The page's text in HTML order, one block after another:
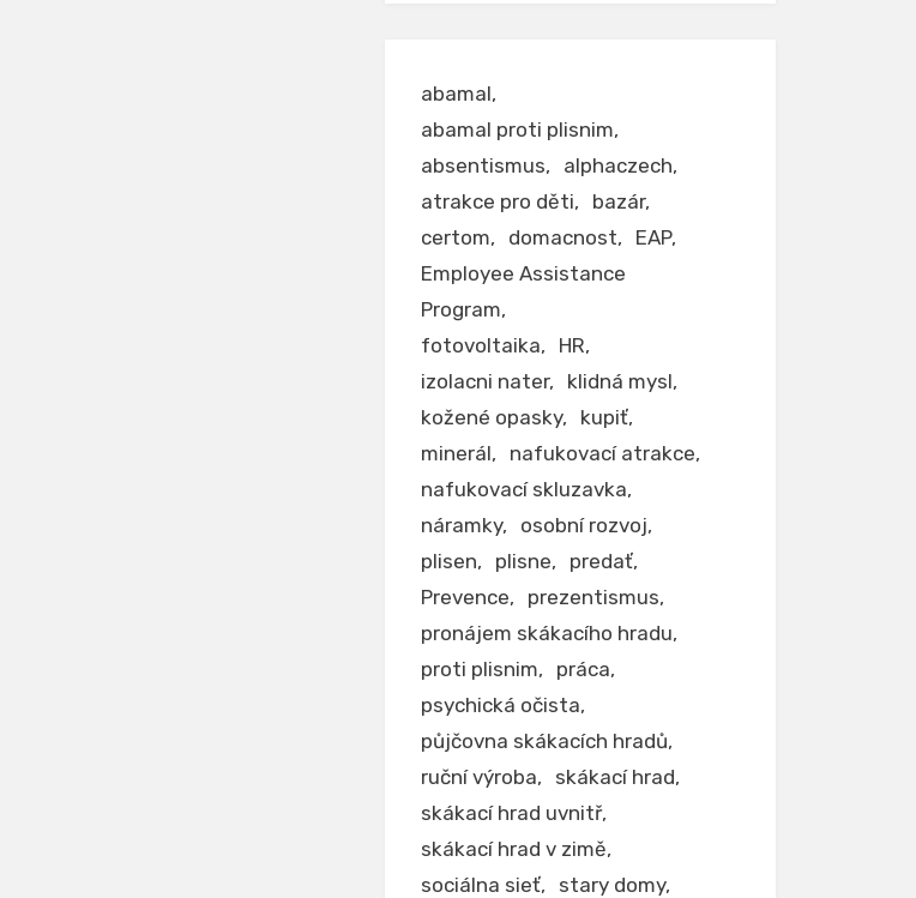
abamal
abamal proti plisnim
absentismus
alphaczech
atrakce pro děti
bazár
certom
domacnost
EAP
Employee Assistance
Program
fotovoltaika
HR
izolacni nater
klidná mysl
kožené opasky
kupiť
minerál
nafukovací atrakce
nafukovací skluzavka
náramky
osobní rozvoj
plisen
plisne
predať
Prevence
prezentismus
pronájem skákacího hradu
proti plisnim
práca
psychická očista
půjčovna skákacích hradů
ruční výroba
skákací hrad
skákací hrad uvnitř
skákací hrad v zimě
sociálna sieť
stary domy